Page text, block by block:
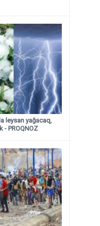
leysan yağacaq,
PROQNOZ